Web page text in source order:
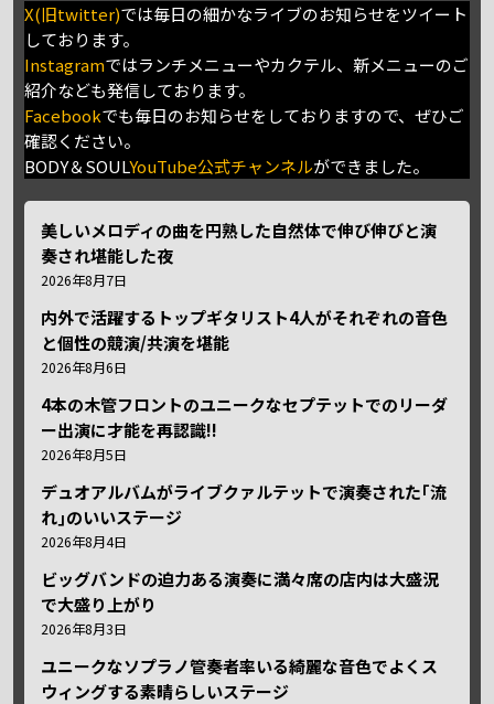
X(旧twitter)では毎日の細かなライブのお知らせをツイート
しております。
Instagramではランチメニューやカクテル、新メニューのご
紹介なども発信しております。
Facebookでも毎日のお知らせをしておりますので、ぜひご
確認ください。
BODY＆SOULYouTube公式チャンネルができました。
美しいメロディの曲を円熟した自然体で伸び伸びと演
奏され堪能した夜
2026年8月7日
内外で活躍するトップギタリスト4人がそれぞれの音色
と個性の競演/共演を堪能
2026年8月6日
4本の木管フロントのユニークなセプテットでのリーダ
ー出演に才能を再認識!!
2026年8月5日
デュオアルバムがライブクァルテットで演奏された｢流
れ｣のいいステージ
2026年8月4日
ビッグバンドの迫力ある演奏に満々席の店内は大盛況
で大盛り上がり
2026年8月3日
ユニークなソプラノ管奏者率いる綺麗な音色でよくス
ウィングする素晴らしいステージ